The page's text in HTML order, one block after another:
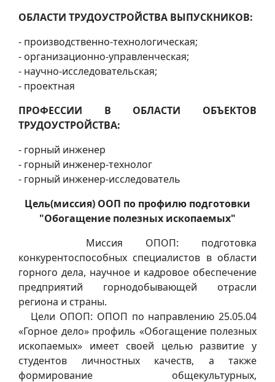
ОБЛАСТИ ТРУДОУСТРОЙСТВА ВЫПУСКНИКОВ:
- производственно-технологическая;
- организационно-управленческая;
- научно-исследовательская;
- проектная
ПРОФЕССИИ В ОБЛАСТИ ОБЪЕКТОВ
ТРУДОУСТРОЙСТВА:
- горный инженер
- горный инженер-технолог
- горный инженер-исследователь
Цель(миссия) ООП по профилю подготовки
"Обогащение полезных ископаемых"
Миссия ОПОП: подготовка
конкурентоспособных специалистов в области
горного дела, научное и кадровое обеспечение
предприятий горнодобывающей отрасли
региона и страны.
Цели ОПОП: ОПОП по направлению 25.05.04
«Горное дело» профиль «Обогащение полезных
ископаемых» имеет своей целью развитие у
студентов личностных качеств, а также
формирование общекультурных,